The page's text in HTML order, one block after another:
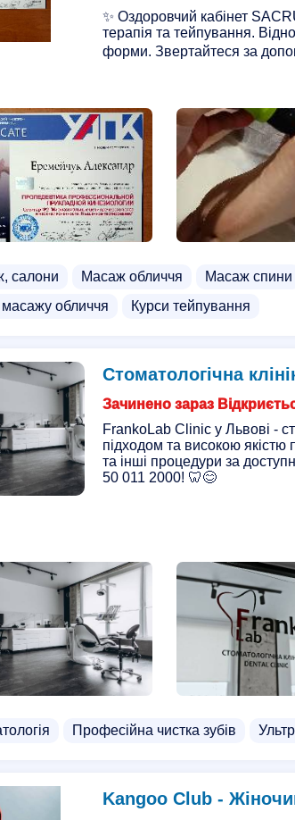
✨ Оздоровчий кабінет
терапія та тейпування.
форми. Звертайтеся за
салони Масаж обличчя Масаж спини
масажу обличчя
Курси тейпування
Стоматологічна
Зачинено зараз
FrankoLab Clinic у Львові -
підходом та високою якістю
та інші процедури за
50 011 2000! 🦷😊
Професійна чистка зубів
Kangoo Club -